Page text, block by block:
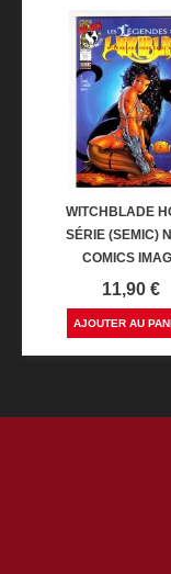
WITCHBLADE
SÉRIE (SEMIC)
COMICS
Prix
11,90 €
AJOUTER AU